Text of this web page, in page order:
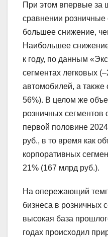
При этом впервые за
сравнении розничные
большее снижение,
Наибольшее
к году, по данным
сегментах легковых
автомобилей, а также
56%). В целом же
розничных сегментов
первой половине
руб., в то время как
корпоративных
21% (167 млрд руб.).
На опережающий
бизнеса в розничных
высокая база
годах происходил